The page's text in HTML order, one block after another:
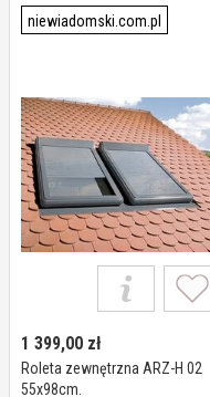
Długość Do Okien Roto serii
Designo R4/R7 o Wymiarach
niewiadomski.com.pl
1 399,00 zł
Roleta zewnętrzna ARZ-H 02
55x98cm.